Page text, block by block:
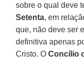
sobre o qual deve
Setenta, em
que, não deve ser
definitiva apenas
Cristo. OConcílio